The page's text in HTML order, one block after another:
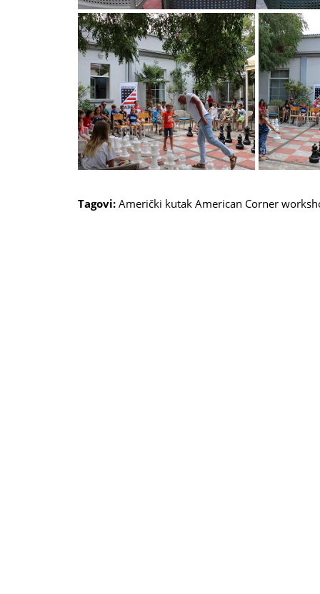
Tagovi: Američki kutak American Corner